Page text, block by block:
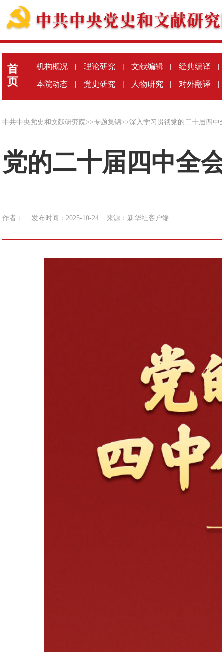
首
页
机构概况 | 理论研究 | 文献编辑 | 经典编译 |
本院动态 | 党史研究 | 人物研究 | 对外翻译 |
中共中央党史和文献研究院>>专题集锦>>深入学习贯彻党的二十届四中
党的二十届四中全
作者： 发布时间：2025-10-24 来源： 新华社客户端